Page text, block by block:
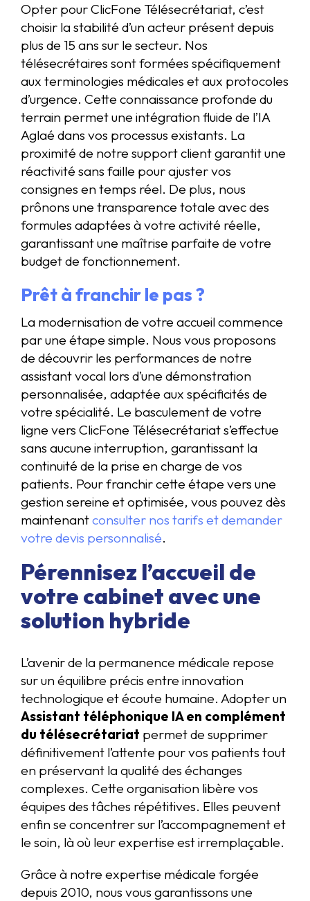
Opter pour ClicFone Télésecrétariat, c’est
choisir la stabilité d’un acteur présent depuis
plus de 15 ans sur le secteur. Nos
télésecrétaires sont formées spécifiquement
aux terminologies médicales et aux protocoles
d’urgence. Cette connaissance profonde du
terrain permet une intégration fluide de l’IA
Aglaé dans vos processus existants. La
proximité de notre support client garantit une
réactivité sans faille pour ajuster vos
consignes en temps réel. De plus, nous
prônons une transparence totale avec des
formules adaptées à votre activité réelle,
garantissant une maîtrise parfaite de votre
budget de fonctionnement.
Prêt à franchir le pas ?
La modernisation de votre accueil commence
par une étape simple. Nous vous proposons
de découvrir les performances de notre
assistant vocal lors d’une démonstration
personnalisée, adaptée aux spécificités de
votre spécialité. Le basculement de votre
ligne vers ClicFone Télésecrétariat s’effectue
sans aucune interruption, garantissant la
continuité de la prise en charge de vos
patients. Pour franchir cette étape vers une
gestion sereine et optimisée, vous pouvez dès
maintenantconsulter nos tarifs et demander
votre devis personnalisé.
Pérennisez l’accueil de
votre cabinet avec une
solution hybride
L’avenir de la permanence médicale repose
sur un équilibre précis entre innovation
technologique et écoute humaine. Adopter un
Assistant téléphonique IA en complément
du télésecrétariat permet de supprimer
définitivement l’attente pour vos patients tout
en préservant la qualité des échanges
complexes. Cette organisation libère vos
équipes des tâches répétitives. Elles peuvent
enfin se concentrer sur l’accompagnement et
le soin, là où leur expertise est irremplaçable.
Grâce à notre expertise médicale forgée
depuis 2010, nous vous garantissons une